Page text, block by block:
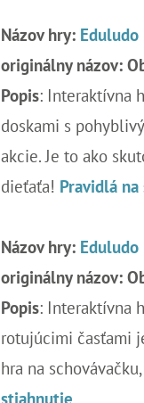
Názov hry:
originálny názov:
Popis: Interaktívna
doskami s
akcie. Je to ako
dieťaťa! Pravidlá
Názov hry:
originálny názov:
Popis: Interaktívna
rotujúcimi časťami
hra na
stiahnutie